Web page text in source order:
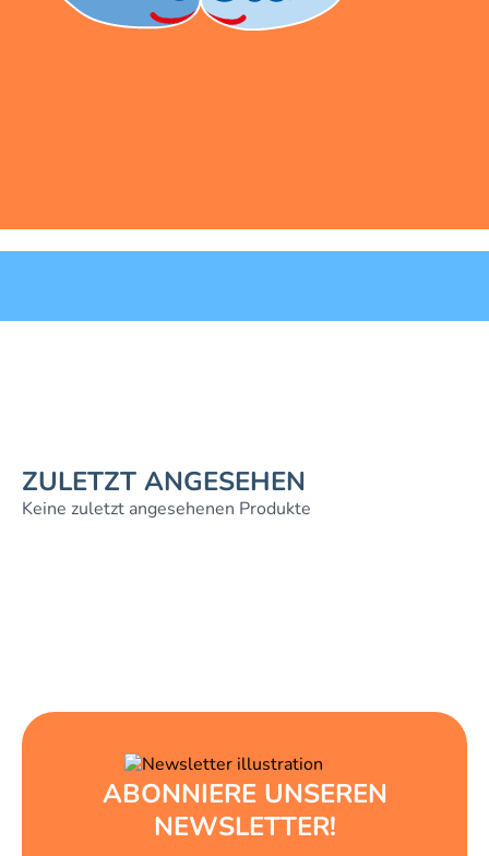
ZULETZT ANGESEHEN
Keine zuletzt angesehenen Produkte
ABONNIERE UNSEREN
NEWSLETTER!